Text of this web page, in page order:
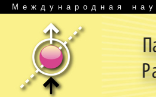
Международная